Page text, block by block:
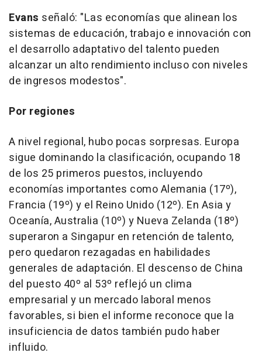
Evans señaló: "Las economías que alinean los
sistemas de educación, trabajo e innovación con
el desarrollo adaptativo del talento pueden
alcanzar un alto rendimiento incluso con niveles
de ingresos modestos".
Por regiones
A nivel regional, hubo pocas sorpresas. Europa
sigue dominando la clasificación, ocupando 18
de los 25 primeros puestos, incluyendo
economías importantes como Alemania (17º),
Francia (19º) y el Reino Unido (12º). En Asia y
Oceanía,Australia (10º) y Nueva Zelanda (18º)
superaron a Singapur en retención de talento,
pero quedaron rezagadas en habilidades
generales de adaptación. El descenso de China
del puesto 40º al 53º reflejó un clima
empresarial y un mercado laboral menos
favorables, si bien el informe reconoce que la
insuficiencia de datos también pudo haber
influido.